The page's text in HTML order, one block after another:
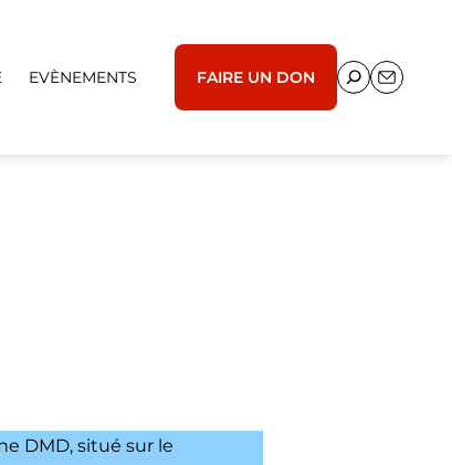
EVÈNEMENTS FAIRE UN DON
DMD, situé sur le